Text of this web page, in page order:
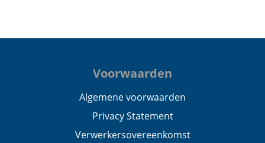
Voorwaarden
Algemene voorwaarden
Privacy Statement
Verwerkersovereenkomst